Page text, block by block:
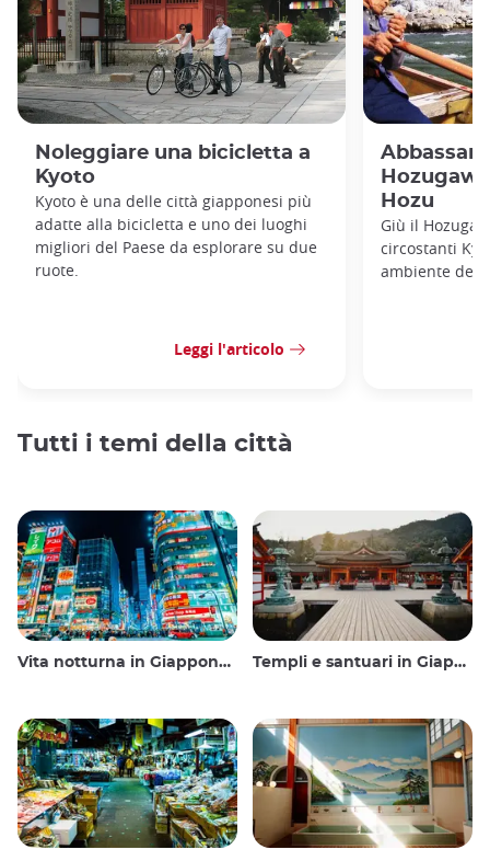
Noleggiare una bicicletta a
Kyoto
Kyoto è una delle città giapponesi più
adatte alla bicicletta e uno dei luoghi
migliori del Paese da esplorare su due
ruote.
Leggi l'articolo
Hozu
Giù il
circostanti
ambiente
Tutti i temi della città
Vita notturna in Giappone: uscire, vedere e bere Templi e santuari in Giappone